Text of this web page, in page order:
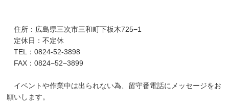
住所：広島県三次市三和町下板木725−1
定休日：不定休
TEL：0824-52-3898
FAX：0824−52−3899
イベントや作業中は出られない為、留守番電話にメッセージをお
願いします。